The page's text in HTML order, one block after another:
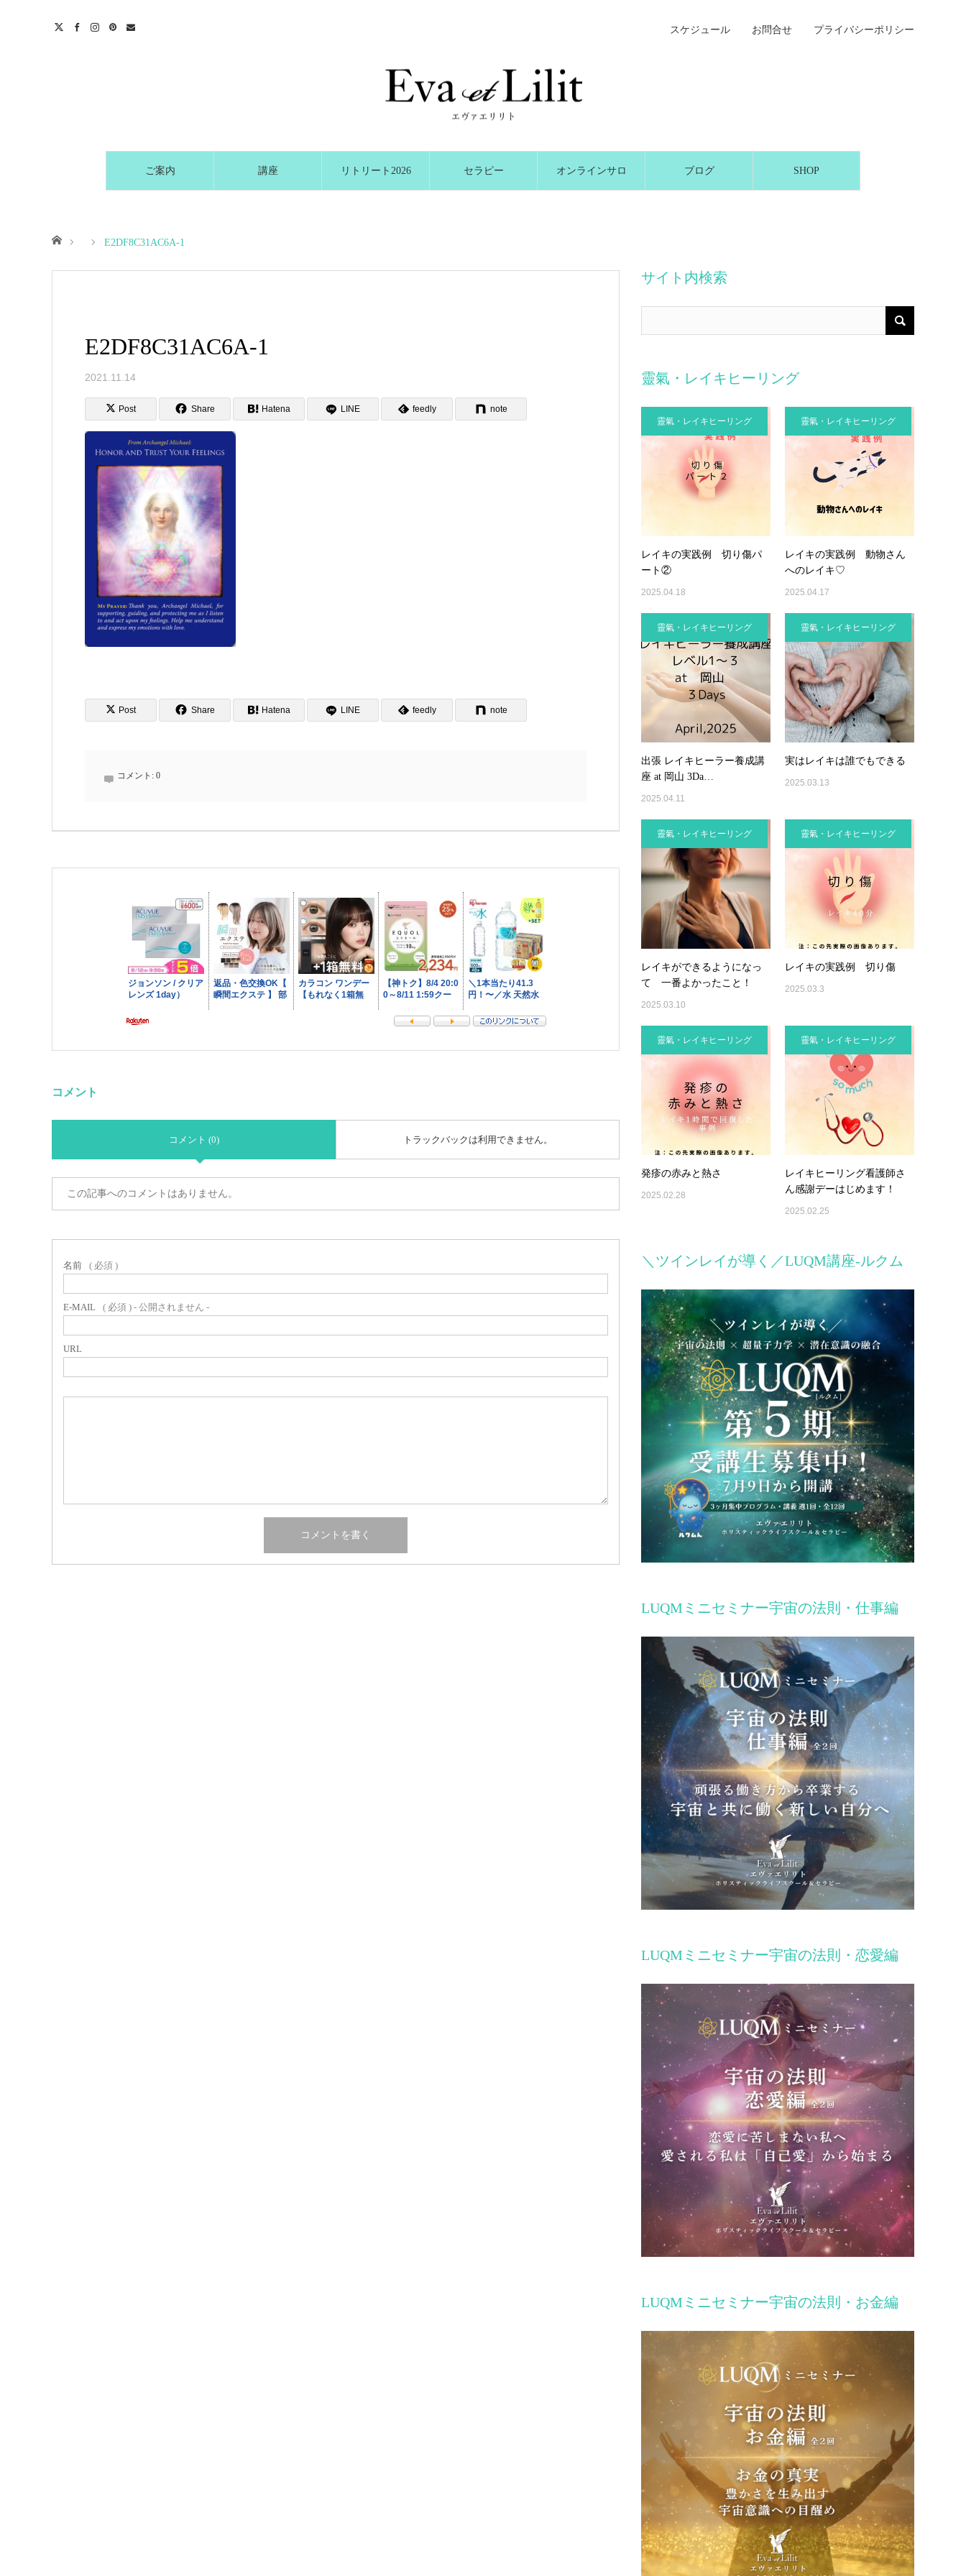
ご案内 講座 リトリート2026 セラピー オンラインサロ ブログ SHOP
スケジュール お問合せ プライバシーポリシー
ホーム E2DF8C31AC6A-1
E2DF8C31AC6A-1
2021.11.14
Post Share Hatena LINE feedly note
Post Share Hatena LINE feedly note
コメント: 0
コメント
コメント (0) トラックバックは利用できません。
この記事へのコメントはありません。
名前 ( 必須 )
E-MAIL ( 必須 ) - 公開されません -
URL
サイト内検索
靈氣・レイキヒーリング
靈氣・レイキヒーリング
レイキの実践例 切り傷パ
ート②
2025.04.18
靈氣・レイキヒーリング
レイキの実践例 動物さん
へのレイキ♡
2025.04.17
靈氣・レイキヒーリング
出張 レイキヒーラー養成講
座 at 岡山 3Da…
2025.04.11
靈氣・レイキヒーリング
実はレイキは誰でもできる
2025.03.13
靈氣・レイキヒーリング
レイキができるようになっ
て 一番よかったこと！
2025.03.10
靈氣・レイキヒーリング
レイキの実践例 切り傷
2025.03.3
靈氣・レイキヒーリング
発疹の赤みと熱さ
2025.02.28
靈氣・レイキヒーリング
レイキヒーリング看護師さ
ん感謝デーはじめます！
2025.02.25
＼ツインレイが導く／LUQM講座-ルクム
LUQMミニセミナー宇宙の法則・仕事編
LUQMミニセミナー宇宙の法則・恋愛編
LUQMミニセミナー宇宙の法則・お金編